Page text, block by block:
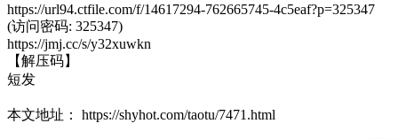
https://url94.ctfile.com/f/14617294-762665745-4c5eaf?p=325347
(访问密码: 325347)
https://jmj.cc/s/y32xuwkn
【解压码】
短发
本文地址： https://shyhot.com/taotu/7471.html